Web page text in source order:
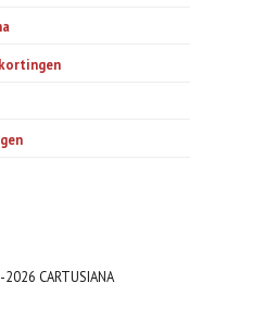
CARTUSIANA